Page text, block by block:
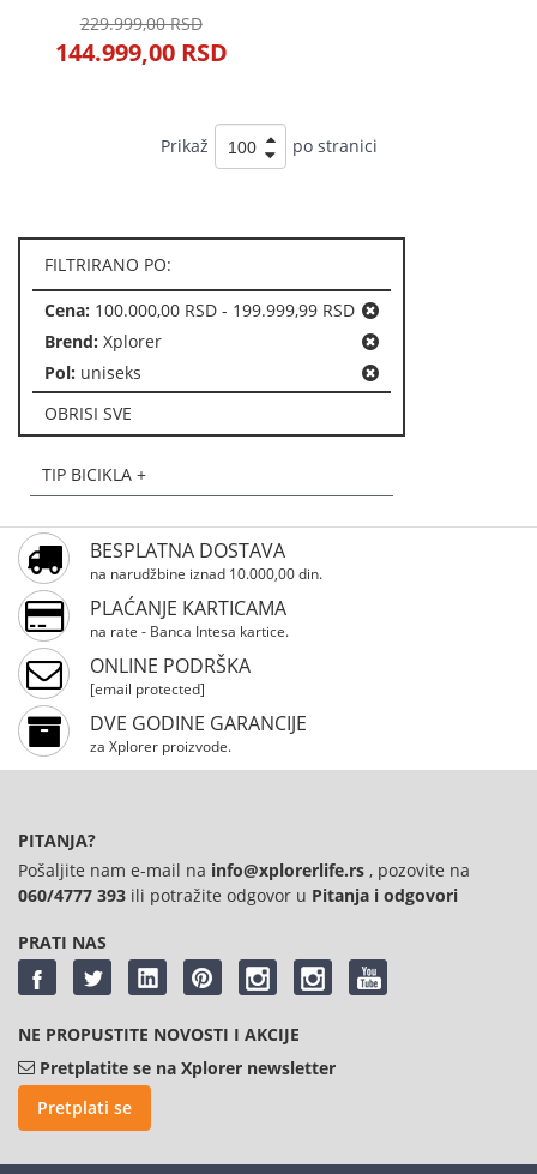
FILTRIRANO PO:
Cena: 100.000,00 RSD - 199.999,99 RSD
Brend: Xplorer
Pol: uniseks
OBRISI SVE
TIP BICIKLA +
229.999,00 RSD
144.999,00 RSD
Prikaž po stranici
BESPLATNA DOSTAVA
na narudžbine iznad 10.000,00 din.
PLAĆANJE KARTICAMA
na rate - Banca Intesa kartice.
ONLINE PODRŠKA
[email protected]
DVE GODINE GARANCIJE
za Xplorer proizvode.
PITANJA?
Pošaljite nam e-mail na info@xplorerlife.rs , pozovite na
060/4777 393 ili potražite odgovor u Pitanja i odgovori
PRATI NAS
NE PROPUSTITE NOVOSTI I AKCIJE
Pretplatite se na Xplorer newsletter
Pretplati se